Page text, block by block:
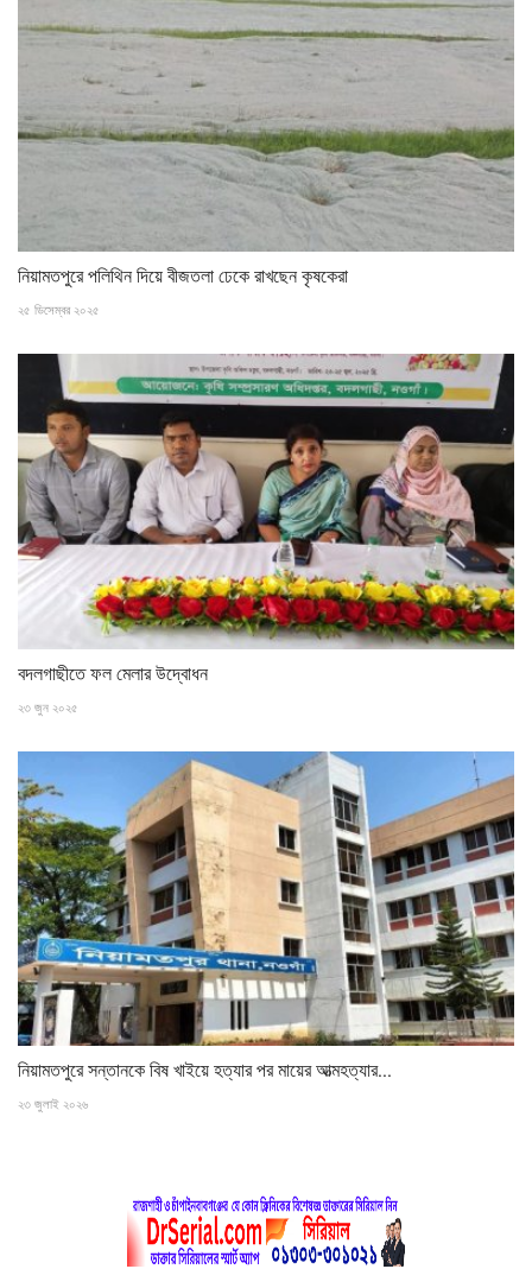
নিয়ামতপুরে পলিথিন দিয়ে বীজতলা ঢেকে রাখছেন কৃষকেরা
২৫ ডিসেম্বর ২০২৫
বদলগাছীতে ফল মেলার উদ্বোধন
২৩ জুন ২০২৫
নিয়ামতপুরে সন্তানকে বিষ খাইয়ে হত্যার পর মায়ের আত্মহত্যার...
২৩ জুলাই ২০২৬